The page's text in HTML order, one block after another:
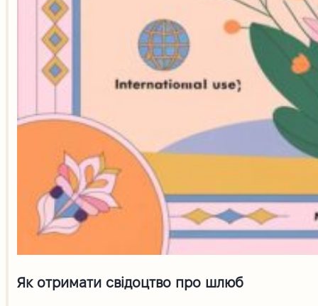
Як отримати свідоцтво про шлюб